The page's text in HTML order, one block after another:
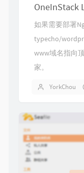
OneInStack
如果需要部署
typecho/
www域名指向
家。
YorkChou